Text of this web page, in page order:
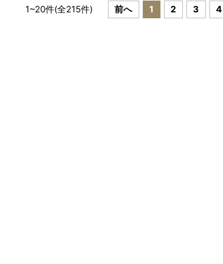
1~20件(全215件) 前へ 1 2 3 4